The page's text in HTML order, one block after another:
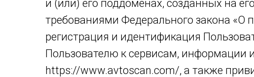
и (или) его поддоменах, созданных на
требованиями Федерального закона «О
регистрация и идентификация
Пользователю к сервисам, информации
https://www.avtoscan.com/, а также